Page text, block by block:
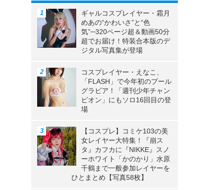
ギャルコスプレイヤー・霜月
めあの“かわいさ”と“色
気”─320ページ超＆動画50分
超でお届け！特装合本版のデ
ジタル写真集が登場
コスプレイヤー・えなこ、
「FLASH」で今年初のプール
グラビア！「週刊少年チャン
ピオン」にもソロ16回目の登
場
【コスプレ】コミケ103の美
女レイヤー大特集！『崩ス
タ』カフカに『NIKKE』スノ
ーホワイト「かのかり」水原
千鶴まで一般参加レイヤーを
ひとまとめ【写真58枚】